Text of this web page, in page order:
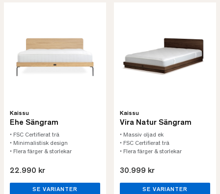
Kaissu
Ehe Sängram
• FSC Certifierat trä
• Minimalistisk design
• Flera färger & storlekar
22.990 kr
SE VARIANTER
Kaissu
Vira Natur Sängram
• Massiv oljad ek
• FSC Certifierat trä
• Flera färger & storlekar
30.999 kr
SE VARIANTER